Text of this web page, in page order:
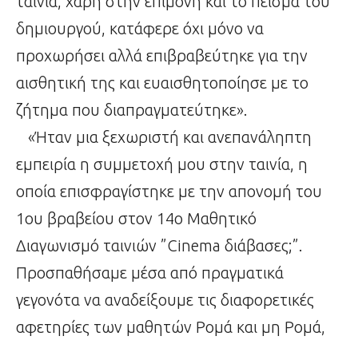
δημιουργού, κατάφερε όχι μόνο να
προχωρήσει αλλά επιβραβεύτηκε για την
αισθητική της και ευαισθητοποίησε με το
ζήτημα που διαπραγματεύτηκε».
«Ήταν μια ξεχωριστή και ανεπανάληπτη
εμπειρία η συμμετοχή μου στην ταινία, η
οποία επισφραγίστηκε με την απονομή του
1ου βραβείου στον 14ο Μαθητικό
Διαγωνισμό ταινιών ”Cinema διάβασες;”.
Προσπαθήσαμε μέσα από πραγματικά
γεγονότα να αναδείξουμε τις διαφορετικές
αφετηρίες των μαθητών Ρομά και μη Ρομά,